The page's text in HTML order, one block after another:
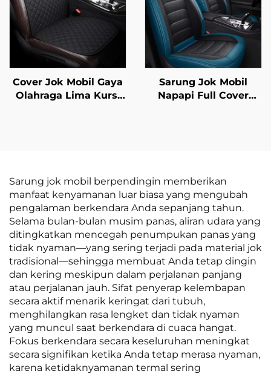
Semi/Musim Panas,
Kompatibel dengan
Mazda
Cover Jok Mobil Gaya
Olahraga Lima Kursi
Sarung Jok Mobil
Napapi Full Cover
Modern City Polo
Sarung jok mobil berpendingin memberikan
manfaat kenyamanan luar biasa yang mengubah
pengalaman berkendara Anda sepanjang tahun.
Selama bulan-bulan musim panas, aliran udara yang
ditingkatkan mencegah penumpukan panas yang
tidak nyaman—yang sering terjadi pada material jok
tradisional—sehingga membuat Anda tetap dingin
dan kering meskipun dalam perjalanan panjang
atau perjalanan jauh. Sifat penyerap kelembapan
secara aktif menarik keringat dari tubuh,
menghilangkan rasa lengket dan tidak nyaman
yang muncul saat berkendara di cuaca hangat.
Fokus berkendara secara keseluruhan meningkat
secara signifikan ketika Anda tetap merasa nyaman,
karena ketidaknyamanan termal sering